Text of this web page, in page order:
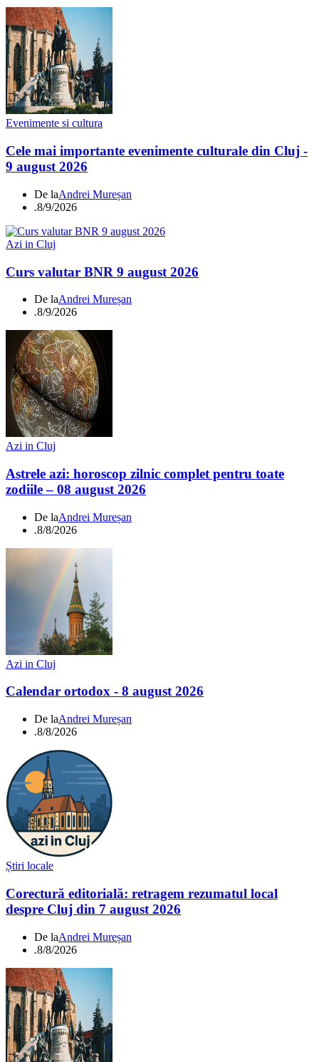
Evenimente si cultura
Cele mai importante evenimente culturale din Cluj -
9 august 2026
De laAndrei Mureșan
.8/9/2026
Azi in Cluj
Curs valutar BNR 9 august 2026
De laAndrei Mureșan
.8/9/2026
Azi in Cluj
Astrele azi: horoscop zilnic complet pentru toate
zodiile – 08 august 2026
De laAndrei Mureșan
.8/8/2026
Azi in Cluj
Calendar ortodox - 8 august 2026
De laAndrei Mureșan
.8/8/2026
Știri locale
Corectură editorială: retragem rezumatul local
despre Cluj din 7 august 2026
De laAndrei Mureșan
.8/8/2026